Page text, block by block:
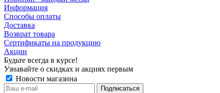
Информация
Способы оплаты
Доставка
Возврат товара
Сертификаты на продукцию
Акции
Будьте всегда в курсе!
Узнавайте о скидках и акциях первым
Новости магазина